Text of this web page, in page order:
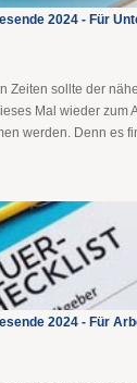
2024 - Für
Zeiten sollte der
Mal wieder zum
werden. Denn es
2024 - Für